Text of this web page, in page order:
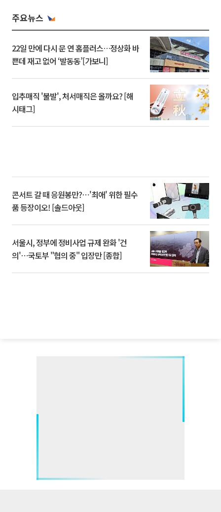
주요뉴스
22일 만에 다시 문 연 홈플러스…정상화 바
쁜데 재고 없어 ‘발동동’[가보니]
입추매직 '불발', 처서매직은 올까요? [해
시태그]
콘서트 갈 때 응원봉만?⋯'최애' 위한 필수
품 등장이오! [솔드아웃]
서울시, 정부에 정비사업 규제 완화 '건
의'⋯국토부 "협의 중" 입장만 [종합]